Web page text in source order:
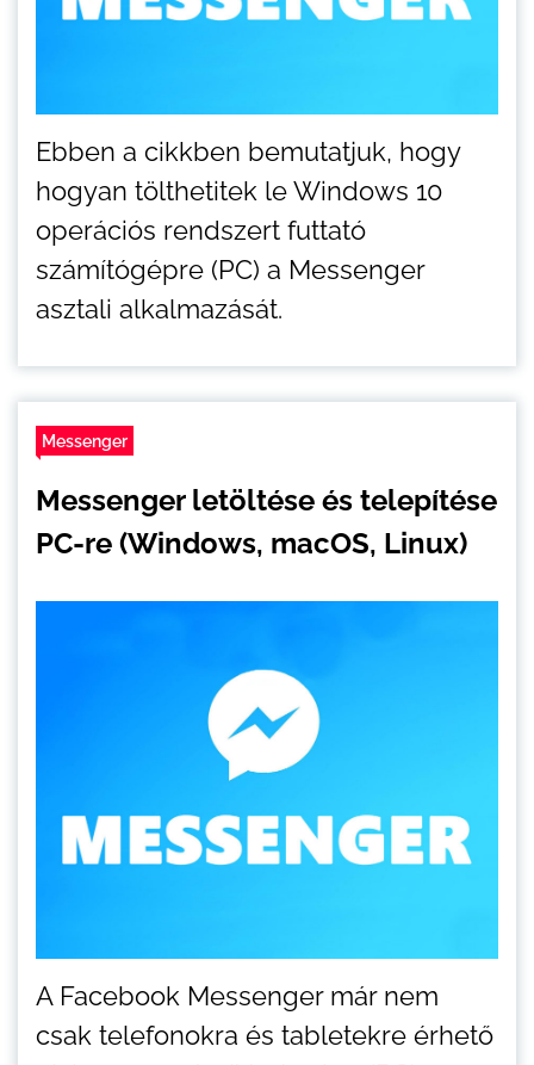
Ebben a cikkben bemutatjuk, hogy
hogyan tölthetitek le Windows 10
operációs rendszert futtató
számítógépre (PC) a Messenger
asztali alkalmazását.
Messenger
Messenger letöltése és telepítése
PC-re (Windows, macOS, Linux)
A Facebook Messenger már nem
csak telefonokra és tabletekre érhető